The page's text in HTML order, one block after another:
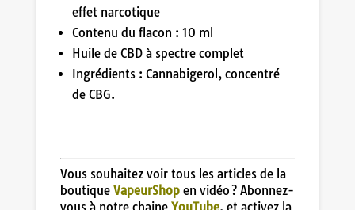
effet narcotique
Contenu du flacon : 10 ml
Huile de CBD à spectre complet
Ingrédients : Cannabigerol, concentré
de CBG.
Vous souhaitez voir tous les articles de la
boutique VapeurShopen vidéo ? Abonnez-